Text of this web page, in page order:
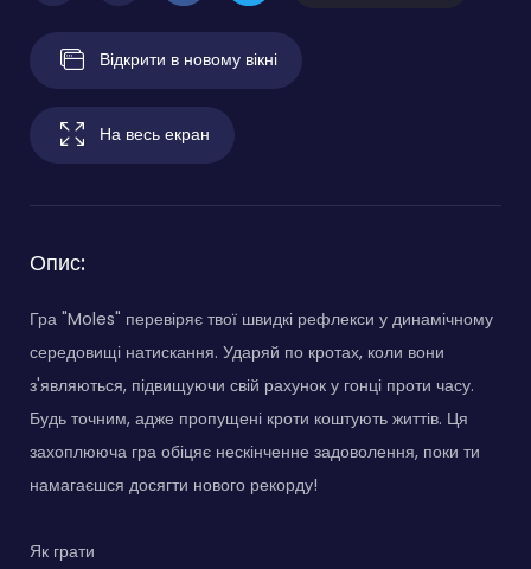
Відкрити в новому вікні
На весь екран
Опис:
Гра "Moles" перевіряє твої швидкі рефлекси у динамічному
середовищі натискання. Ударяй по кротах, коли вони
з'являються, підвищуючи свій рахунок у гонці проти часу.
Будь точним, адже пропущені кроти коштують життів. Ця
захоплююча гра обіцяє нескінченне задоволення, поки ти
намагаєшся досягти нового рекорду!
Як грати